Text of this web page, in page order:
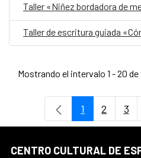
Taller «Niñez bordadora de
Mostrando el intervalo 1 - 20 de
Página
1 Página
2 3
CENTRO CULTURAL DE